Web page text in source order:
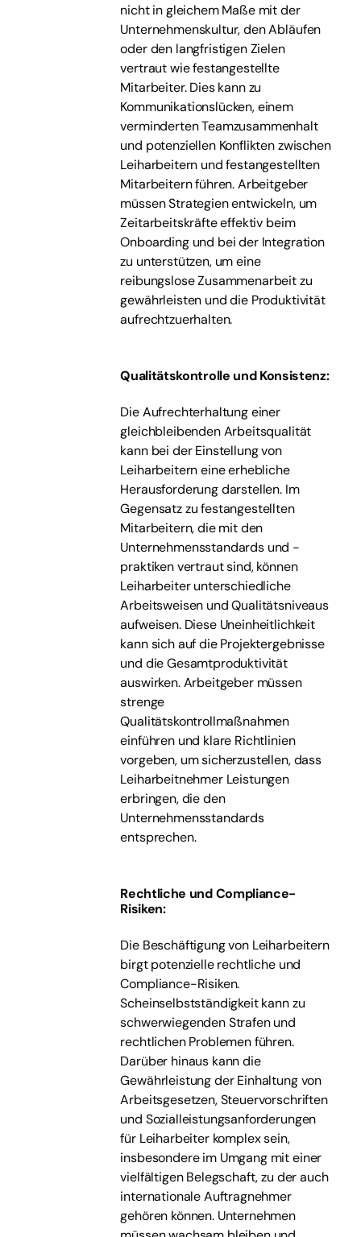
nicht in gleichem Maße mit der
Unternehmenskultur, den Abläufen
oder den langfristigen Zielen
vertraut wie festangestellte
Mitarbeiter. Dies kann zu
Kommunikationslücken, einem
verminderten Teamzusammenhalt
und potenziellen Konflikten zwischen
Leiharbeitern und festangestellten
Mitarbeitern führen. Arbeitgeber
müssen Strategien entwickeln, um
Zeitarbeitskräfte effektiv beim
Onboarding und bei der Integration
zu unterstützen, um eine
reibungslose Zusammenarbeit zu
gewährleisten und die Produktivität
aufrechtzuerhalten.
Qualitätskontrolle und Konsistenz:
Die Aufrechterhaltung einer
gleichbleibenden Arbeitsqualität
kann bei der Einstellung von
Leiharbeitern eine erhebliche
Herausforderung darstellen. Im
Gegensatz zu festangestellten
Mitarbeitern, die mit den
Unternehmensstandards und -
praktiken vertraut sind, können
Leiharbeiter unterschiedliche
Arbeitsweisen und Qualitätsniveaus
aufweisen. Diese Uneinheitlichkeit
kann sich auf die Projektergebnisse
und die Gesamtproduktivität
auswirken. Arbeitgeber müssen
strenge
Qualitätskontrollmaßnahmen
einführen und klare Richtlinien
vorgeben, um sicherzustellen, dass
Leiharbeitnehmer Leistungen
erbringen, die den
Unternehmensstandards
entsprechen.
Rechtliche und Compliance-
Risiken:
Die Beschäftigung von Leiharbeitern
birgt potenzielle rechtliche und
Compliance-Risiken.
Scheinselbstständigkeit kann zu
schwerwiegenden Strafen und
rechtlichen Problemen führen.
Darüber hinaus kann die
Gewährleistung der Einhaltung von
Arbeitsgesetzen, Steuervorschriften
und Sozialleistungsanforderungen
für Leiharbeiter komplex sein,
insbesondere im Umgang mit einer
vielfältigen Belegschaft, zu der auch
internationale Auftragnehmer
gehören können. Unternehmen